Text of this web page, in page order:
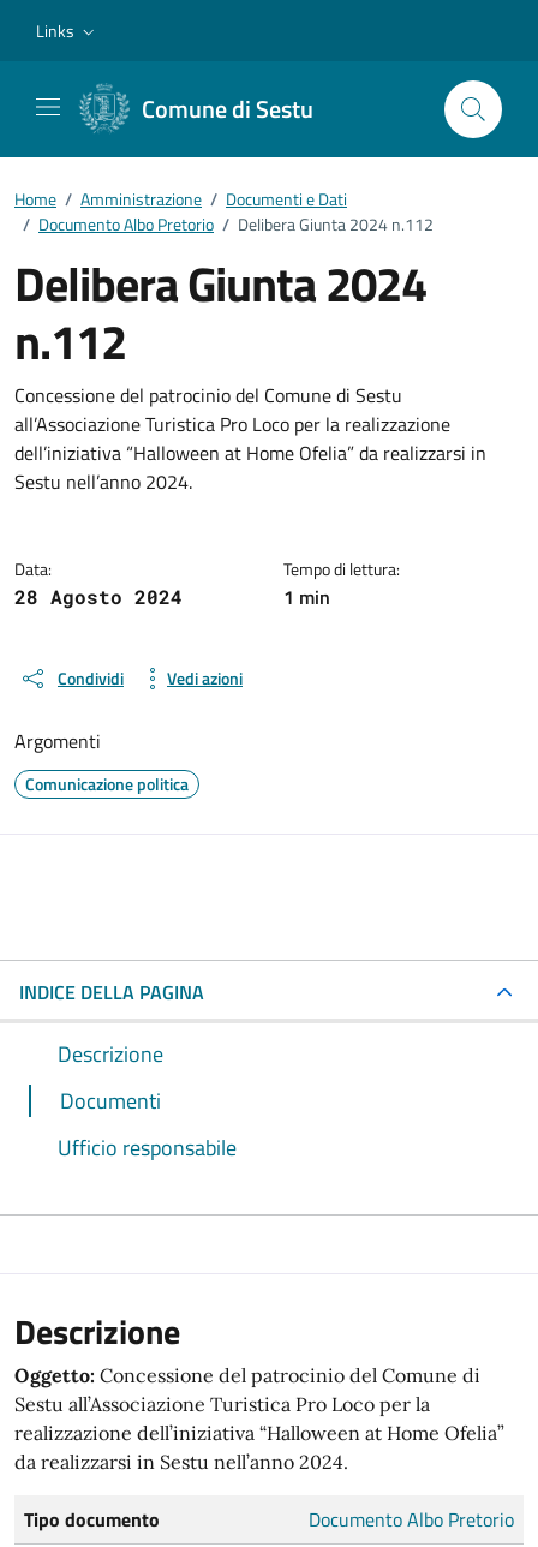
Links
Comune di Sestu
Home / Amministrazione / Documenti e Dati
/ Documento Albo Pretorio / Delibera Giunta 2024 n.112
Delibera Giunta 2024
n.112
Dettagli del documento
Concessione del patrocinio del Comune di Sestu
all’Associazione Turistica Pro Loco per la realizzazione
dell’iniziativa “Halloween at Home Ofelia” da realizzarsi in
Sestu nell’anno 2024.
Data:
28 Agosto 2024
Tempo di lettura:
1 min
Condividi Vedi azioni
Argomenti
Comunicazione politica
INDICE DELLA PAGINA
Descrizione
Documenti
Ufficio responsabile
Descrizione
Oggetto: Concessione del patrocinio del Comune di
Sestu all’Associazione Turistica Pro Loco per la
realizzazione dell’iniziativa “Halloween at Home Ofelia”
da realizzarsi in Sestu nell’anno 2024.
Tipo documento
Documento Albo Pretorio